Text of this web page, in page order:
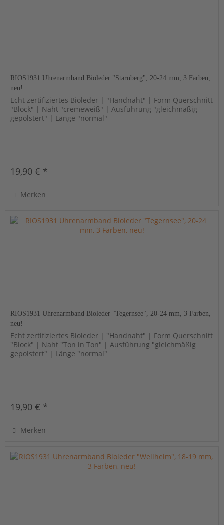
RIOS1931 Uhrenarmband Bioleder "Starnberg", 20-24 mm, 3 Farben,
neu!
Echt zertifiziertes Bioleder | "Handnaht" | Form Querschnitt
"Block" | Naht "cremeweiß" | Ausführung "gleichmäßig
gepolstert" | Länge "normal"
19,90 € *
Merken
RIOS1931 Uhrenarmband Bioleder "Tegernsee", 20-24 mm, 3 Farben,
neu!
Echt zertifiziertes Bioleder | "Handnaht" | Form Querschnitt
"Block" | Naht "Ton in Ton" | Ausführung "gleichmäßig
gepolstert" | Länge "normal"
19,90 € *
Merken